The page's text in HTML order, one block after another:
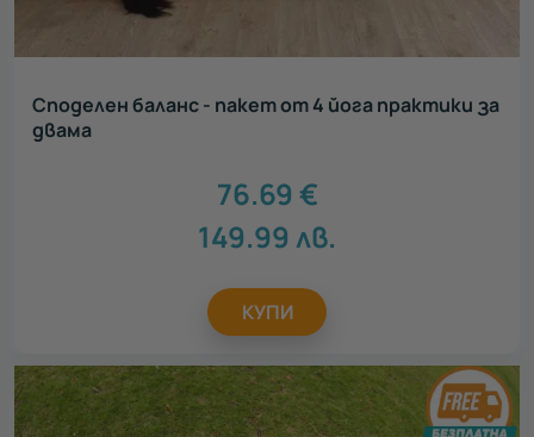
Споделен баланс - пакет от 4 йога практики за
двама
76.69 €
149.99 лв.
КУПИ